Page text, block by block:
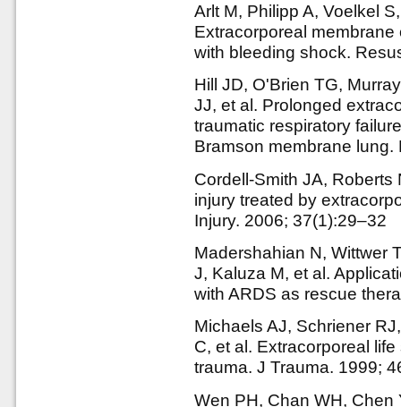
Arlt M, Philipp A, Voelkel
Extracorporeal
with bleeding shock.
Hill JD, O'Brien TG,
JJ, et al. Prolonged
traumatic respiratory
Bramson membrane
Cordell-Smith JA, Roberts
injury treated by
Injury. 2006; 37(1):29–32
Madershahian N, Wittwer
J, Kaluza M, et al.
with ARDS as rescue
Michaels AJ, Schriener
C, et al. Extracorporeal
trauma. J Trauma. 1999;
Wen PH, Chan WH, Chen